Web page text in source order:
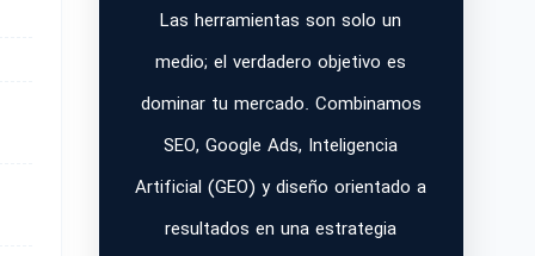
Las herramientas son solo un
medio; el verdadero objetivo es
dominar tu mercado. Combinamos
SEO, Google Ads, Inteligencia
Artificial (GEO) y diseño orientado a
resultados en una estrategia